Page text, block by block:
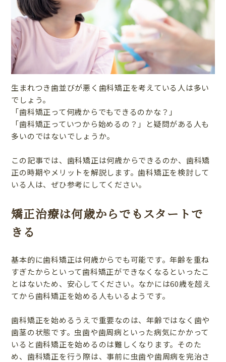
生まれつき歯並びが悪く歯科矯正を考えている人は多い
でしょう。
「歯科矯正って何歳からでもできるのかな？」
「歯科矯正っていつから始めるの？」と疑問がある人も
多いのではないでしょうか。
この記事では、歯科矯正は何歳からできるのか、歯科矯
正の時期やメリットを解説します。歯科矯正を検討して
いる人は、ぜひ参考にしてください。
矯正治療は何歳からでもスタートで
きる
基本的に歯科矯正は何歳からでも可能です。年齢を重ね
すぎたからといって歯科矯正ができなくなるといったこ
とはないため、安心してください。なかには60歳を超え
てから歯科矯正を始める人もいるようです。
歯科矯正を始めるうえで重要なのは、年齢ではなく歯や
歯茎の状態です。虫歯や歯周病といった病気にかかって
いると歯科矯正を始めるのは難しくなります。そのた
め、歯科矯正を行う際は、事前に虫歯や歯周病を完治さ